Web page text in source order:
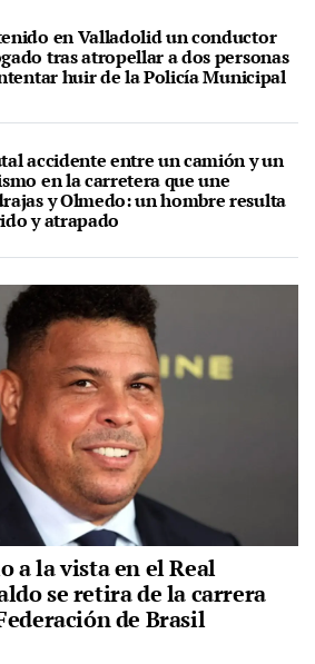
en Valladolid un conductor
tras atropellar a dos personas
huir de la Policía Municipal
accidente entre un camión y un
en la carretera que une
y Olmedo: un hombre resulta
y atrapado
a la vista en el Real
se retira de la carrera
de Brasil